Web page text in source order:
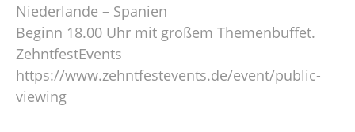
Niederlande – Spanien
Beginn 18.00 Uhr mit großem Themenbuffet.
ZehntfestEvents
https://www.zehntfestevents.de/event/public-
viewing